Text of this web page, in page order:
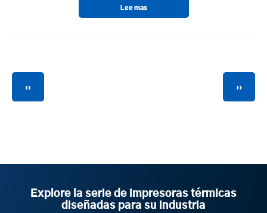
Lee mas
Página
anterior
‹‹
página
››
Explore la serie de impresoras térmicas
diseñadas para su industria